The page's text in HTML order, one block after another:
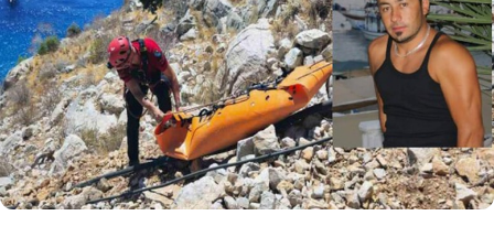
Tatil için geldiği Muğla’nın Fethiye
ilçesinde Kelebekler Vadisi’nde
uçuruma düşen kişi yaşamını yitirdi.